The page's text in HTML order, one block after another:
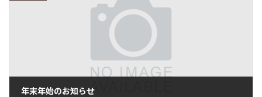
年末年始のお知らせ